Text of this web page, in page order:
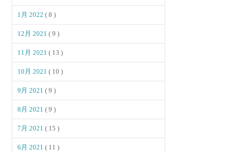
1月 2022( 8 )
12月 2021( 9 )
11月 2021( 13 )
10月 2021( 10 )
9月 2021( 9 )
8月 2021( 9 )
7月 2021( 15 )
6月 2021( 11 )